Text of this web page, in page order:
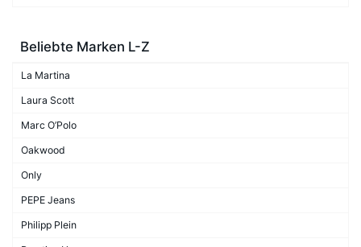
Beliebte Marken L-Z
La Martina
Laura Scott
Marc O’Polo
Oakwood
Only
PEPE Jeans
Philipp Plein